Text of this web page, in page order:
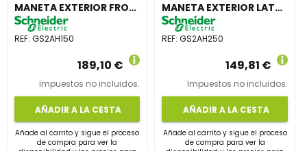
MANETA EXTERIOR FRONTAL 600-1200A 4,4mm NEGRA
REF: GS2AH150
189,10 €
Impuestos no incluidos.
AÑADIR A LA CESTA
Añade al carrito y sigue el proceso
de compra para ver la
MANETA EXTERIOR LATERAL DERECHA 630-1250A IP65 NEGRA
REF:GS2AH250
149,81 €
Impuestos no incluidos.
AÑADIR A LA CESTA
Añade al carrito y sigue el proceso
de compra para ver la